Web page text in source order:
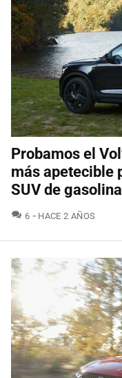
Probamos el
más apetecible
SUV de
6 COMENTARIOS
HACE 2 AÑOS